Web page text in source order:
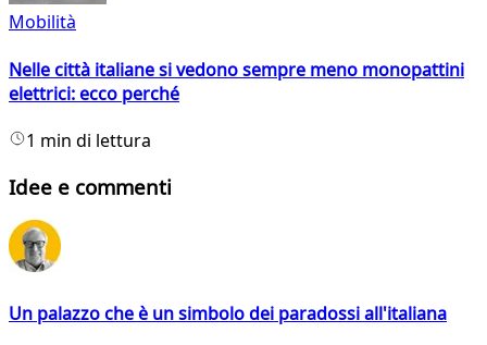
Mobilità
Nelle città italiane si vedono sempre meno monopattini
elettrici: ecco perché
1 min di lettura
Idee e commenti
Un palazzo che è un simbolo dei paradossi all'italiana